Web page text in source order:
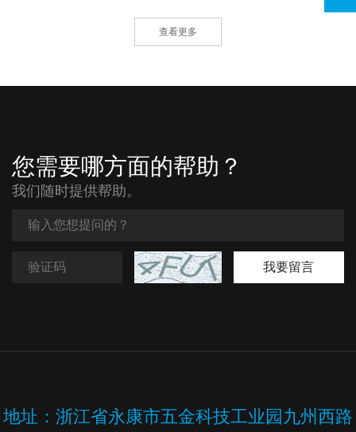
查看更多
您需要哪方面的帮助？
我们随时提供帮助。
我要留言
地址：浙江省永康市五金科技工业园九州西路